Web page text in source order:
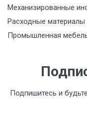
Механизированные
Расходные материалы
Промышленная
Подпишитесь и